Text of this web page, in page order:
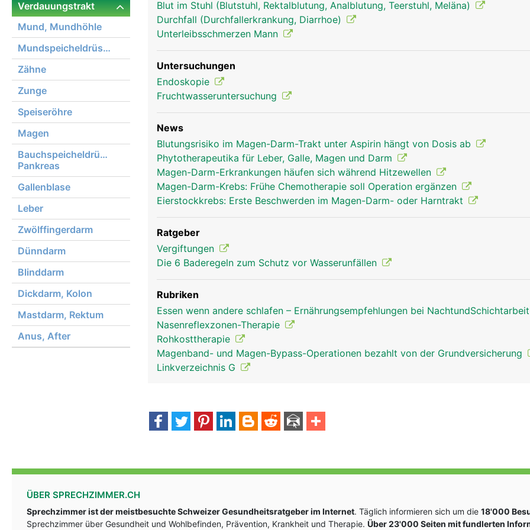
Verdauungstrakt
Mund, Mundhöhle
Mundspeicheldrüsen
Zähne
Zunge
Speiseröhre
Magen
Bauchspeicheldrüse,
Pankreas
Gallenblase
Leber
Zwölffingerdarm
Dünndarm
Blinddarm
Dickdarm, Kolon
Mastdarm, Rektum
Anus, After
Kopf Links Mann
Blut im Stuhl (Blutstuhl, Rektalblutung, Analblutung, Teerstuhl, Meläna)
Durchfall (Durchfallerkrankung, Diarrhoe)
Unterleibsschmerzen Mann
Untersuchungen
Endoskopie
Fruchtwasseruntersuchung
News
Blutungsrisiko im Magen-Darm-Trakt unter Aspirin hängt von Dosis ab
Phytotherapeutika für Leber, Galle, Magen und Darm
Magen-Darm-Erkrankungen häufen sich während Hitzewellen
Magen-Darm-Krebs: Frühe Chemotherapie soll Operation ergänzen
Eierstockkrebs: Erste Beschwerden im Magen-Darm- oder Harntrakt
Ratgeber
Vergiftungen
Die 6 Baderegeln zum Schutz vor Wasserunfällen
Rubriken
Essen wenn andere schlafen – Ernährungsempfehlungen bei
Nasenreflexzonen-Therapie
Rohkosttherapie
Magenband- und Magen-Bypass-Operationen bezahlt von der Grundversicherung
Linkverzeichnis G
ÜBER SPRECHZIMMER.CH
Sprechzimmer ist der meistbesuchte Schweizer Gesundheitsratgeber im Internet. Täglich informieren sich um die 18'000
Sprechzimmer über Gesundheit und Wohlbefinden, Prävention, Krankheit und Therapie. Über 23'000 Seiten mit fundlerten